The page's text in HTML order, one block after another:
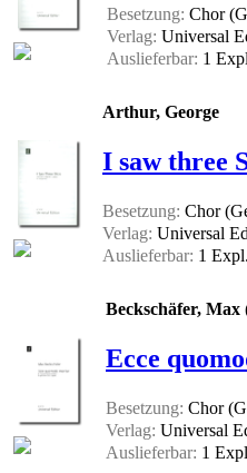
Besetzung: Chor
Verlag: Universal
Auslieferbar: 1
Arthur, George
I saw three
Besetzung: Chor
Verlag: Universal
Auslieferbar: 1 Expl.
Beckschäfer, Max
Ecce
Besetzung: Chor
Verlag: Universal
Auslieferbar: 1